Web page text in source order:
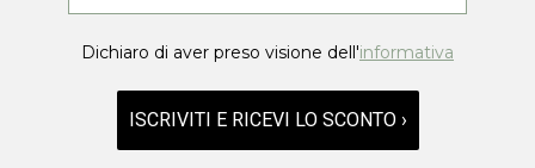
Dichiaro di aver preso visione dell'informativa
ISCRIVITI E RICEVI LO SCONTO ›